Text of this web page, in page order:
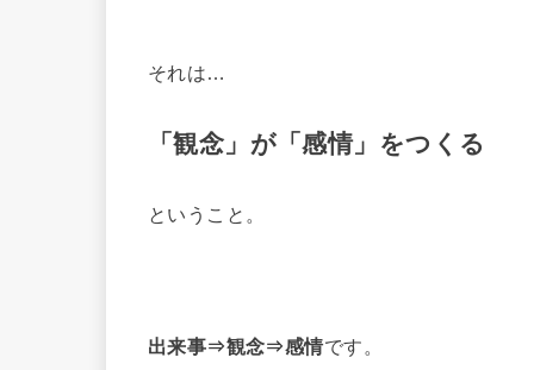
それは…
「観念」が 「感情」をつくる
ということ。
出来事⇒観念⇒感情です。